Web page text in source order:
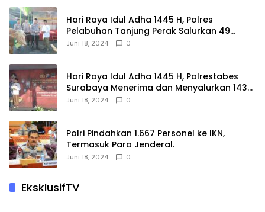
Hari Raya Idul Adha 1445 H, Polres
Pelabuhan Tanjung Perak Salurkan 49
Hewan Korban.
Juni 18, 2024 0
Hari Raya Idul Adha 1445 H, Polrestabes
Surabaya Menerima dan Menyalurkan 143
Hewan Kurban
Juni 18, 2024 0
Polri Pindahkan 1.667 Personel ke IKN,
Termasuk Para Jenderal.
Juni 18, 2024 0
EksklusifTV